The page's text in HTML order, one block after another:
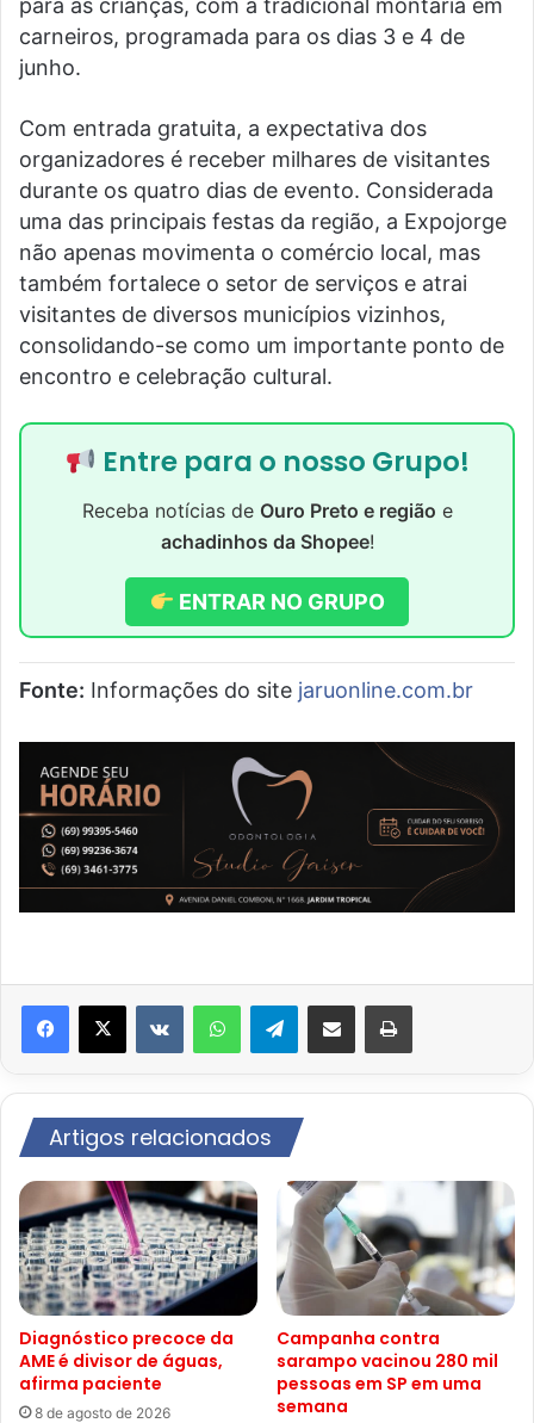
para as crianças, com a tradicional montaria em
carneiros, programada para os dias 3 e 4 de
junho.
Com entrada gratuita, a expectativa dos
organizadores é receber milhares de visitantes
durante os quatro dias de evento. Considerada
uma das principais festas da região, a Expojorge
não apenas movimenta o comércio local, mas
também fortalece o setor de serviços e atrai
visitantes de diversos municípios vizinhos,
consolidando-se como um importante ponto de
encontro e celebração cultural.
Entre para o nosso Grupo!
Receba notícias de Ouro Preto e região e
achadinhos da Shopee!
ENTRAR NO GRUPO
Fonte: Informações do site jaruonline.com.br
VK WhatsAppTelegramCompartilhar via e-mail Imprimir
Artigos relacionados
Diagnóstico precoce da
AME é divisor de águas,
afirma paciente
8 de agosto de 2026
Campanha contra
sarampo vacinou 280 mil
pessoas em SP em uma
semana